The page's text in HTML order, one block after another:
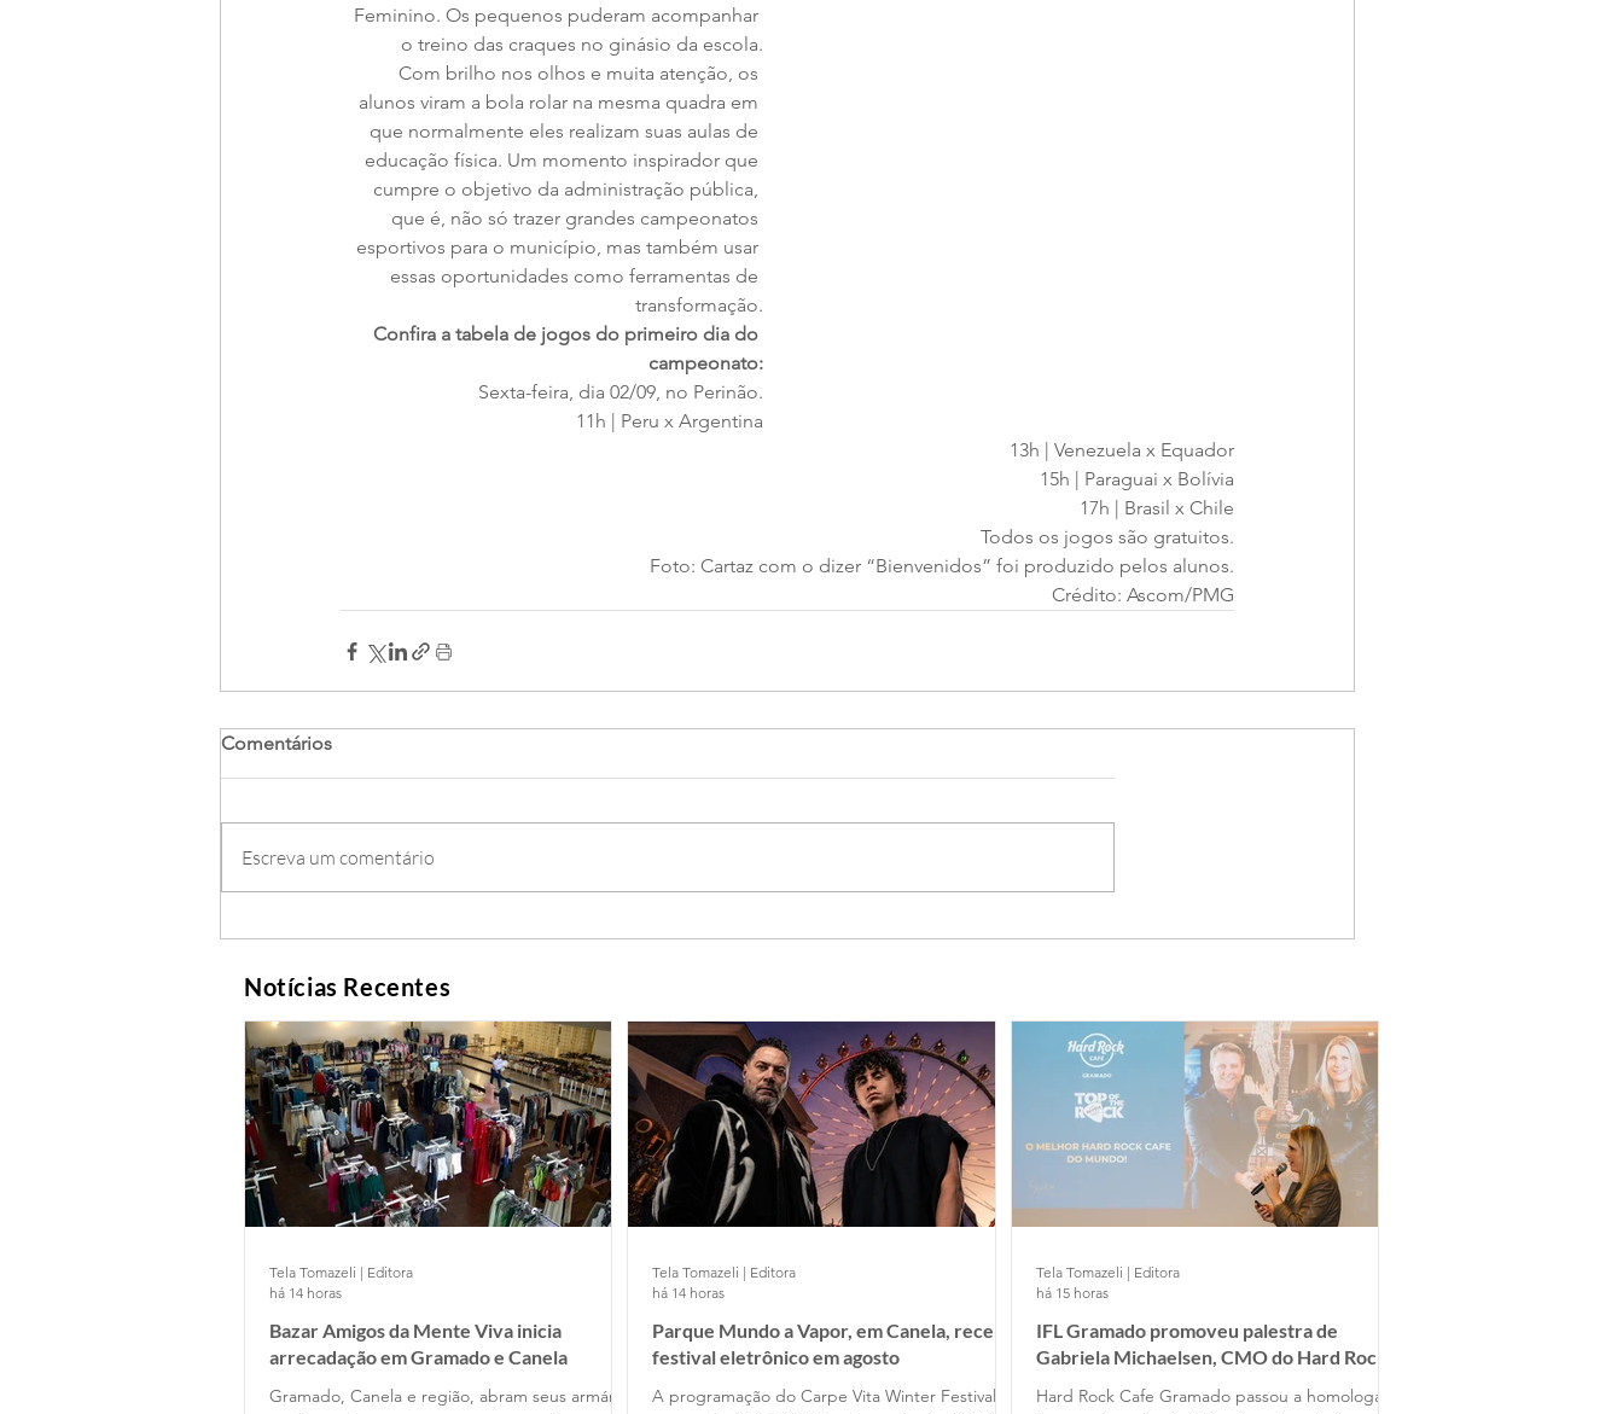
Feminino. Os pequenos puderam acompanhar
o treino das craques no ginásio da escola.
Com brilho nos olhos e muita atenção, os
alunos viram a bola rolar na mesma quadra em
que normalmente eles realizam suas aulas de
educação física. Um momento inspirador que
cumpre o objetivo da administração pública,
que é, não só trazer grandes campeonatos
esportivos para o município, mas também usar
essas oportunidades como ferramentas de
transformação.
Confira a tabela de jogos do primeiro dia do
campeonato:
Sexta-feira, dia 02/09, no Perinão.
11h | Peru x Argentina
13h | Venezuela x Equador
15h | Paraguai x Bolívia
17h | Brasil x Chile
Todos os jogos são gratuitos.
Foto: Cartaz com o dizer “Bienvenidos” foi produzido pelos alunos.
Crédito: Ascom/PMG
Comentários
Escreva um comentário
Notícias Recentes
Bazar Amigos da Mente Viva inicia
arrecadação em Gramado e Canela
Gramado, Canela e região, abram seus armários
Tela Tomazeli | Editora
há 14 horas
Parque Mundo a Vapor, em Canela, recebe
festival eletrônico em agosto
A programação do Carpe Vita Winter Festival
Tela Tomazeli | Editora
há 14 horas
IFL Gramado promoveu palestra de
Gabriela Michaelsen, CMO do Hard Rock
Hard Rock Cafe Gramado passou a homologar
Tela Tomazeli | Editora
há 15 horas